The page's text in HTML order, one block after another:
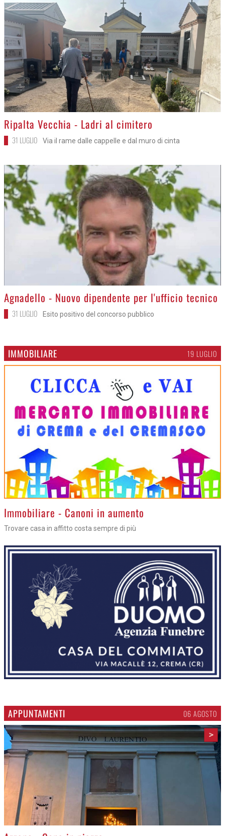
>
Ripalta Vecchia - Ladri al cimitero
31 LUGLIO Via il rame dalle cappelle e dal muro di cinta
>
Agnadello - Nuovo dipendente per l'ufficio tecnico
31 LUGLIO Esito positivo del concorso pubblico
IMMOBILIARE 19 LUGLIO
>Immobiliare - Canoni in aumento
Trovare casa in affitto costa sempre di più
APPUNTAMENTI 06 AGOSTO
>